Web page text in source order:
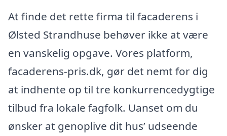
At finde det rette firma til facaderens i
Ølsted Strandhuse behøver ikke at være
en vanskelig opgave. Vores platform,
facaderens-pris.dk, gør det nemt for dig
at indhente op til tre konkurrencedygtige
tilbud fra lokale fagfolk. Uanset om du
ønsker at genoplive dit hus’ udseende